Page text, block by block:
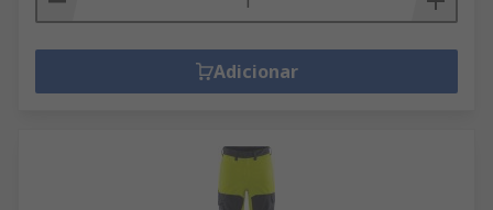
Adicionar